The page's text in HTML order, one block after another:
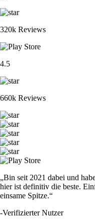
320k Reviews
4.5
660k Reviews
„Bin seit 2021 dabei und
hier ist definitiv die beste.
einsame Spitze.“
-Verifizierter Nutzer